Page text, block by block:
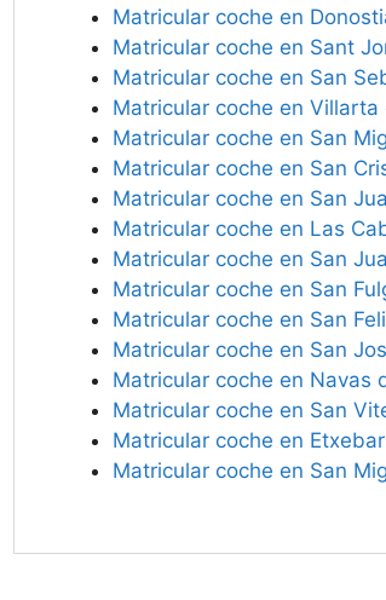
Matricular coche en
Matricular coche en Sant
Matricular coche en San
Matricular coche en Villarta
Matricular coche en San
Matricular coche en San
Matricular coche en San
Matricular coche en Las
Matricular coche en San
Matricular coche en San
Matricular coche en San
Matricular coche en San
Matricular coche en Navas
Matricular coche en San
Matricular coche en
Matricular coche en San